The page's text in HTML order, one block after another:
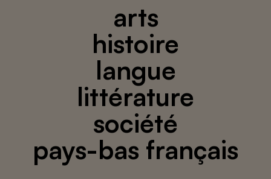
arts
histoire
langue
littérature
société
pays-bas français